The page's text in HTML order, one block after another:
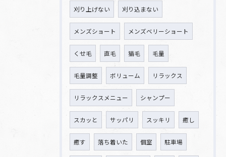
刈り上げない 刈り込まない
メンズショート メンズベリーショート
くせ毛 直毛 猫毛 毛量
毛量調整 ボリューム リラックス
リラックスメニュー シャンプー
スカッと サッパリ スッキリ 癒し
癒す 落ち着いた 個室 駐車場